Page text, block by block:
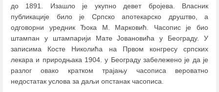
до 1891. Изашло је укупно девет бројева. Власник
публикације било је Српско апотекарско друштво, а
одговорни уредник Ђока М. Марковић. Часопис је био
штампан у штампарији Мате Јовановића у Београду. У
записима Косте Николића на Првом конгресу српских
лекара и природњака 1904. у Београду забележено је да је
разлог овако кратком трајању часописа вероватно
недостатак услова за даљи опстанак часописа.